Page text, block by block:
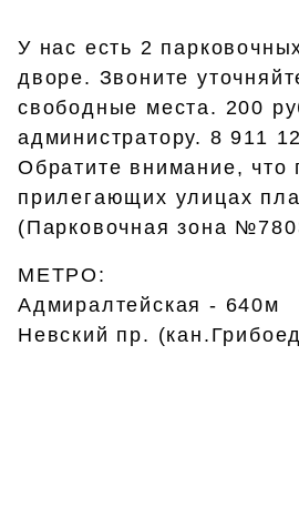
У нас есть 2
дворе. Звоните
свободные места. 200
администратору. 8 911
Обратите внимание, что
прилегающих улицах
(Парковочная зона
МЕТРО:
Адмиралтейская - 640м
Невский пр.